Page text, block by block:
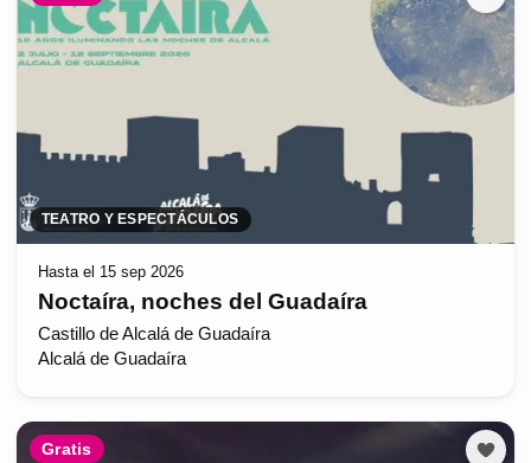
TEATRO Y ESPECTÁCULOS
Hasta el 15 sep 2026
Noctaíra, noches del Guadaíra
Castillo de Alcalá de Guadaíra
Alcalá de Guadaíra
Gratis